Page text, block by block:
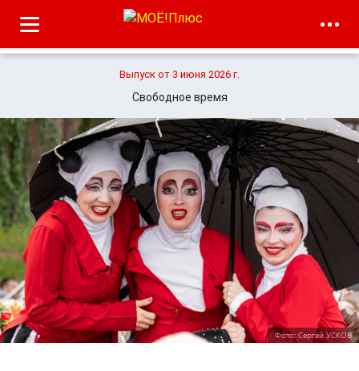
Выпуск от 3 июня 2026 г.
Свободное время
Фото: Сергей УСКОВ